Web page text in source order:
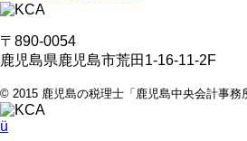
〒890-0054
鹿児島県鹿児島市荒田1-16-11-2F
© 2015 鹿児島の税理士「鹿児島中央会計事務
ü